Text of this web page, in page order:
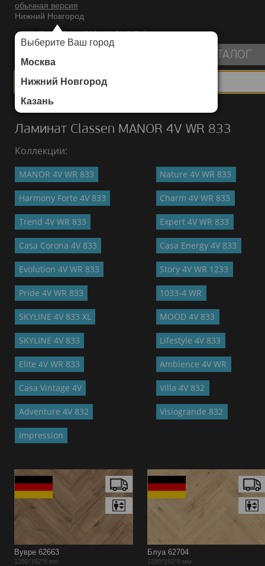
обычная версия
Нижний Новгород
Выберите Ваш город
Москва
Нижний Новгород
Казань
ИНТЕРНЕТ-МАГАЗИН НАПОЛЬНЫХ ПОКРЫТИЙ
КАТАЛОГ
Каталог
Ламинат Classen MANOR 4V WR 833
Коллекции:
MANOR 4V WR 833 Nature 4V WR 833
Harmony Forte 4V 833 Charm 4V WR 833
Trend 4V WR 833 Expert 4V WR 833
Casa Corona 4V 833 Casa Energy 4V 833
Evolution 4V WR 833 Story 4V WR 1233
Pride 4V WR 833 1033-4 WR
SKYLINE 4V 833 XL MOOD 4V 833
SKYLINE 4V 833 Lifestyle 4V 833
Elite 4V WR 833 Ambience 4V WR
Casa Vintage 4V Villa 4V 832
Adventure 4V 832 Visiogrande 832
Impression
Вувре 62663
1285*192*8 мм
Блуа 62704
1285*192*8 мм